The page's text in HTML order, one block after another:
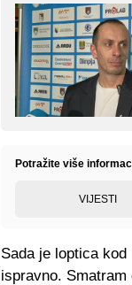
Potražite više
VIJESTI
Sada je loptica
ispravno.